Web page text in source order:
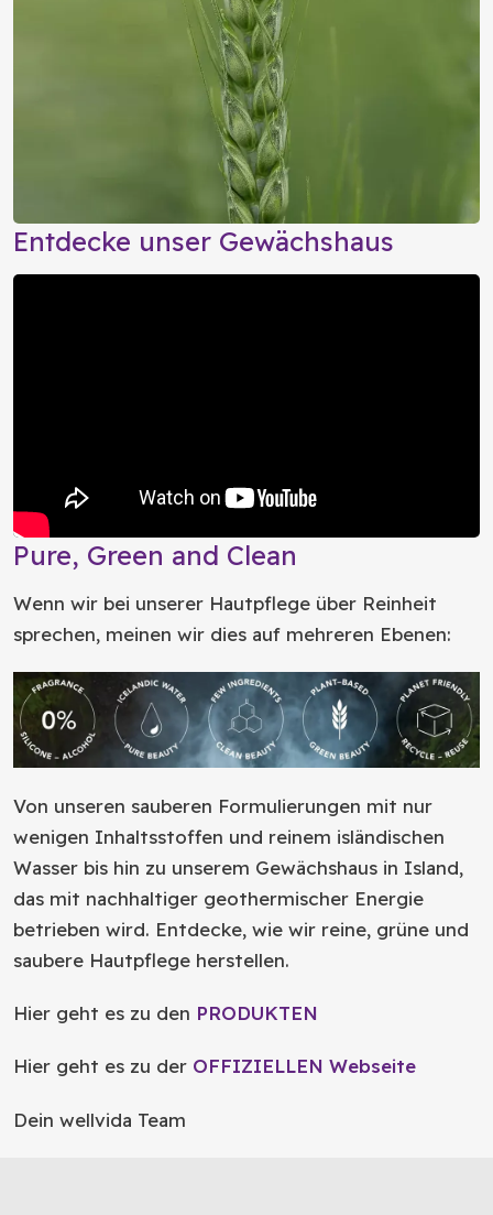
Entdecke unser Gewächshaus
Pure, Green and Clean
Wenn wir bei unserer Hautpflege über Reinheit
sprechen, meinen wir dies auf mehreren Ebenen:
Von unseren sauberen Formulierungen mit nur
wenigen Inhaltsstoffen und reinem isländischen
Wasser bis hin zu unserem Gewächshaus in Island,
das mit nachhaltiger geothermischer Energie
betrieben wird. Entdecke, wie wir reine, grüne und
saubere Hautpflege herstellen.
Hier geht es zu den PRODUKTEN
Hier geht es zu der OFFIZIELLEN Webseite
Dein wellvida Team